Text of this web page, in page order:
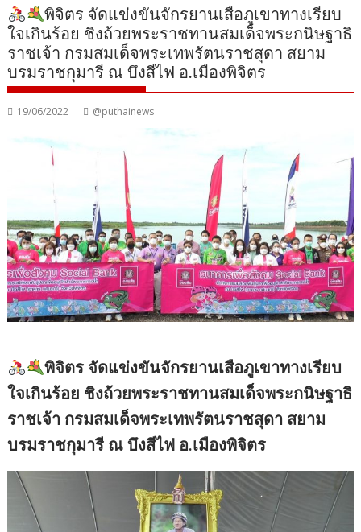
พิจิตร จัดแข่งขันจักรยานเสือภูเขาทางเรียบ
ใจเกินร้อย ชิงถ้วยพระราชทานสมเด็จพระกนิษฐาธิ
ราชเจ้า กรมสมเด็จพระเทพรัตนราชสุดา สยาม
บรมราชกุมารี ณ บึงสีไฟ อ.เมืองพิจิตร
19/06/2022 @puthainews
พิจิตร จัดแข่งขันจักรยานเสือภูเขาทางเรียบ
ใจเกินร้อย ชิงถ้วยพระราชทานสมเด็จพระกนิษฐาธิ
ราชเจ้า กรมสมเด็จพระเทพรัตนราชสุดา สยาม
บรมราชกุมารี ณ บึงสีไฟ อ.เมืองพิจิตร